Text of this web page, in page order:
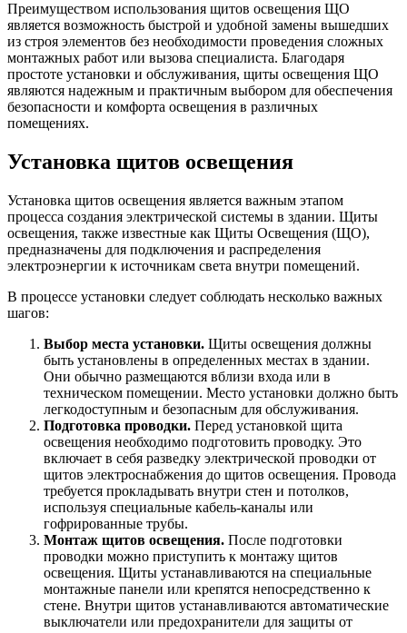
Преимуществом использования щитов освещения ЩО
является возможность быстрой и удобной замены вышедших
из строя элементов без необходимости проведения сложных
монтажных работ или вызова специалиста. Благодаря
простоте установки и обслуживания, щиты освещения ЩО
являются надежным и практичным выбором для обеспечения
безопасности и комфорта освещения в различных
помещениях.
Установка щитов освещения
Установка щитов освещения является важным этапом
процесса создания электрической системы в здании. Щиты
освещения, также известные как Щиты Освещения (ЩО),
предназначены для подключения и распределения
электроэнергии к источникам света внутри помещений.
В процессе установки следует соблюдать несколько важных
шагов:
Выбор места установки. Щиты освещения должны
быть установлены в определенных местах в здании.
Они обычно размещаются вблизи входа или в
техническом помещении. Место установки должно быть
легкодоступным и безопасным для обслуживания.
Подготовка проводки. Перед установкой щита
освещения необходимо подготовить проводку. Это
включает в себя разведку электрической проводки от
щитов электроснабжения до щитов освещения. Провода
требуется прокладывать внутри стен и потолков,
используя специальные кабель-каналы или
гофрированные трубы.
Монтаж щитов освещения. После подготовки
проводки можно приступить к монтажу щитов
освещения. Щиты устанавливаются на специальные
монтажные панели или крепятся непосредственно к
стене. Внутри щитов устанавливаются автоматические
выключатели или предохранители для защиты от